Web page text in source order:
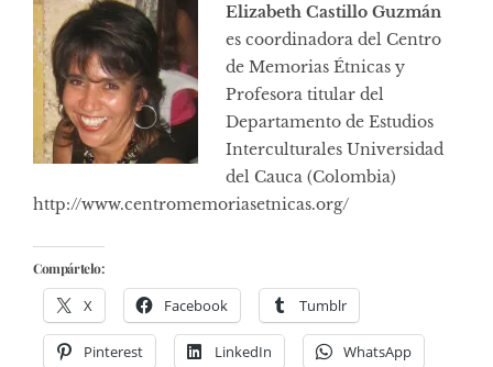
Elizabeth Castillo Guzmán
es coordinadora del Centro
de Memorias Étnicas y
Profesora titular del
Departamento de Estudios
Interculturales Universidad
del Cauca (Colombia)
http://www.centromemoriasetnicas.org/
Compártelo:
X Facebook Tumblr
Pinterest LinkedIn WhatsApp